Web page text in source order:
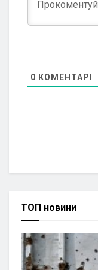
0 КОМЕНТАРІ
ТОП новини